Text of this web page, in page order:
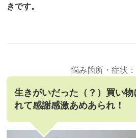
きです。
悩み箇所・症状：
生きがいだった（？）買い
れて感謝感激あめあられ！